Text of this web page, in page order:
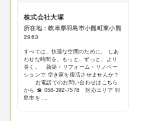
株式会社大塚
所在地：岐阜県羽島市小熊町東小熊
2963
すべては、快適な空間のために。 しあ
わせな時間を、もっと、ずっと、より
長く。 新築・リフォーム・リノベー
ションで 空き家を復活させませんか？
お電話でのお問い合わせはこちら
から ☎ 058-392-7578 対応エリア 羽
島市を ...